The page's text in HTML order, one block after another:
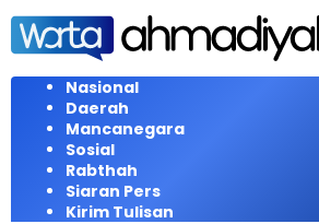
Langsung
konten
Nasional
Daerah
Mancanegara
Sosial
Rabthah
Siaran Pers
Kirim Tulisan